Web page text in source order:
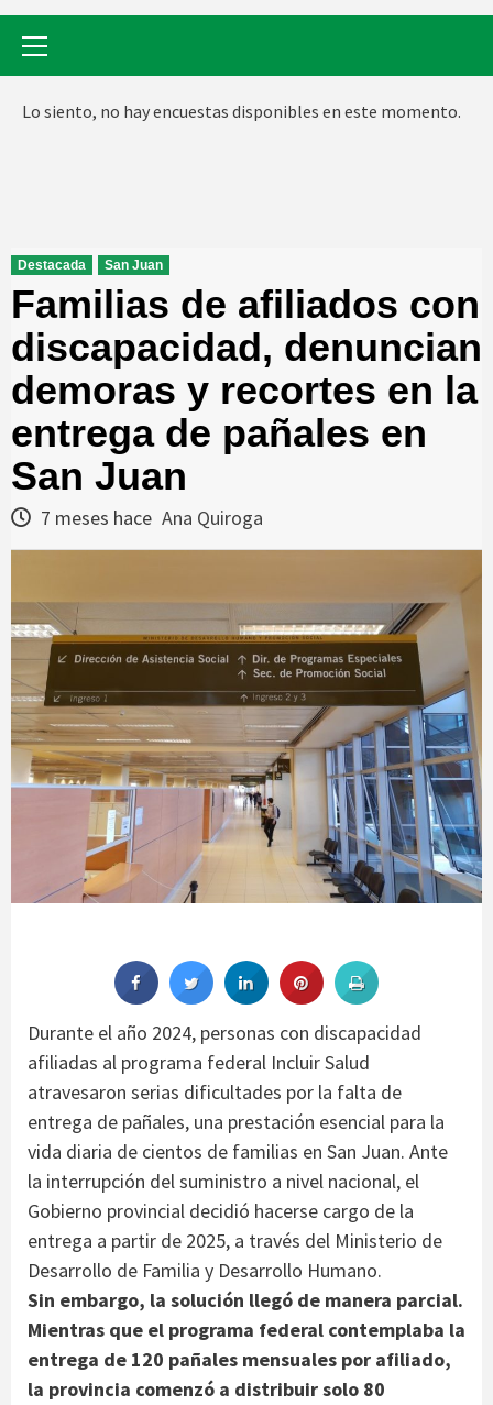
Lo siento, no hay encuestas disponibles en este momento.
Destacada San Juan
Familias de afiliados con
discapacidad, denuncian
demoras y recortes en la
entrega de pañales en
San Juan
7 meses hace Ana Quiroga
Durante el año 2024, personas con discapacidad
afiliadas al programa federal Incluir Salud
atravesaron serias dificultades por la falta de
entrega de pañales, una prestación esencial para la
vida diaria de cientos de familias en San Juan. Ante
la interrupción del suministro a nivel nacional, el
Gobierno provincial decidió hacerse cargo de la
entrega a partir de 2025, a través del Ministerio de
Desarrollo de Familia y Desarrollo Humano.
Sin embargo, la solución llegó de manera parcial.
Mientras que el programa federal contemplaba la
entrega de 120 pañales mensuales por afiliado,
la provincia comenzó a distribuir solo 80